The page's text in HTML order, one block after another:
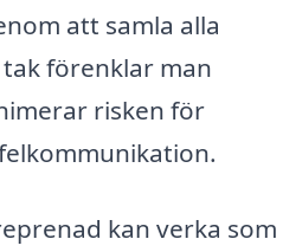
att samla alla
förenklar man
risken för
kan verka som